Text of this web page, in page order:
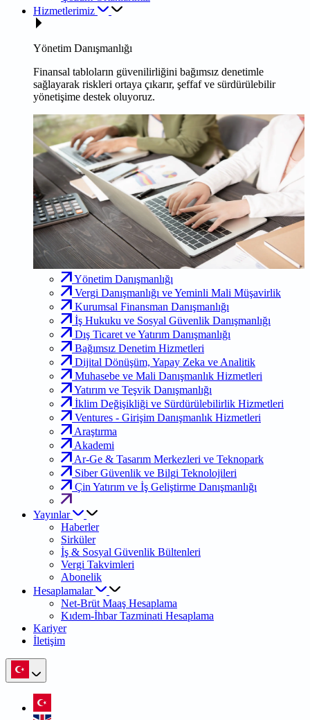
Hizmetlerimiz
Yönetim Danışmanlığı
Finansal tabloların güvenilirliğini bağımsız denetimle
sağlayarak riskleri ortaya çıkarır, şeffaf ve sürdürülebilir
yönetişime destek oluyoruz.
Yönetim Danışmanlığı
Vergi Danışmanlığı ve Yeminli Mali Müşavirlik
Kurumsal Finansman Danışmanlığı
İş Hukuku ve Sosyal Güvenlik Danışmanlığı
Dış Ticaret ve Yatırım Danışmanlığı
Bağımsız Denetim Hizmetleri
Dijital Dönüşüm, Yapay Zeka ve Analitik
Muhasebe ve Mali Danışmanlık Hizmetleri
Yatırım ve Teşvik Danışmanlığı
İklim Değişikliği ve Sürdürülebilirlik Hizmetleri
Ventures - Girişim Danışmanlık Hizmetleri
Araştırma
Akademi
Ar-Ge & Tasarım Merkezleri ve Teknopark
Siber Güvenlik ve Bilgi Teknolojileri
Çin Yatırım ve İş Geliştirme Danışmanlığı
Yayınlar
Haberler
Sirküler
İş & Sosyal Güvenlik Bültenleri
Vergi Takvimleri
Abonelik
Hesaplamalar
Net-Brüt Maaş Hesaplama
Kıdem-İhbar Tazminati Hesaplama
Kariyer
İletişim